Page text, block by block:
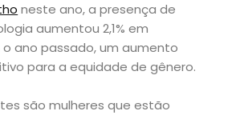
neste ano, a presença de
aumentou 2,1% em
ano passado, um aumento
para a equidade de gênero.
são mulheres que estão